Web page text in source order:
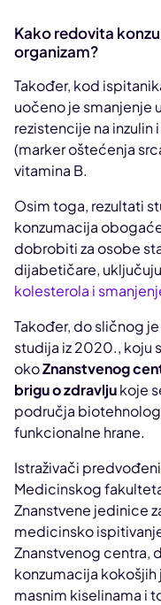
Kako redovita
organizam?
Također, kod
uočeno je smanjenje
rezistencije na
(marker oštećenja
vitamina B.
Osim toga, rezultati
konzumacija
dobrobiti za osobe
dijabetičare,
kolesterola i
Također, do sličnog
studija iz 2020., koju
okoZnanstvenog
brigu o zdravljukoje
područja
funkcionalne hrane.
Istraživači predvođeni
Medicinskog
Znanstvene jedinice
medicinsko
Znanstvenog centra,
konzumacija
masnim kiselinama i